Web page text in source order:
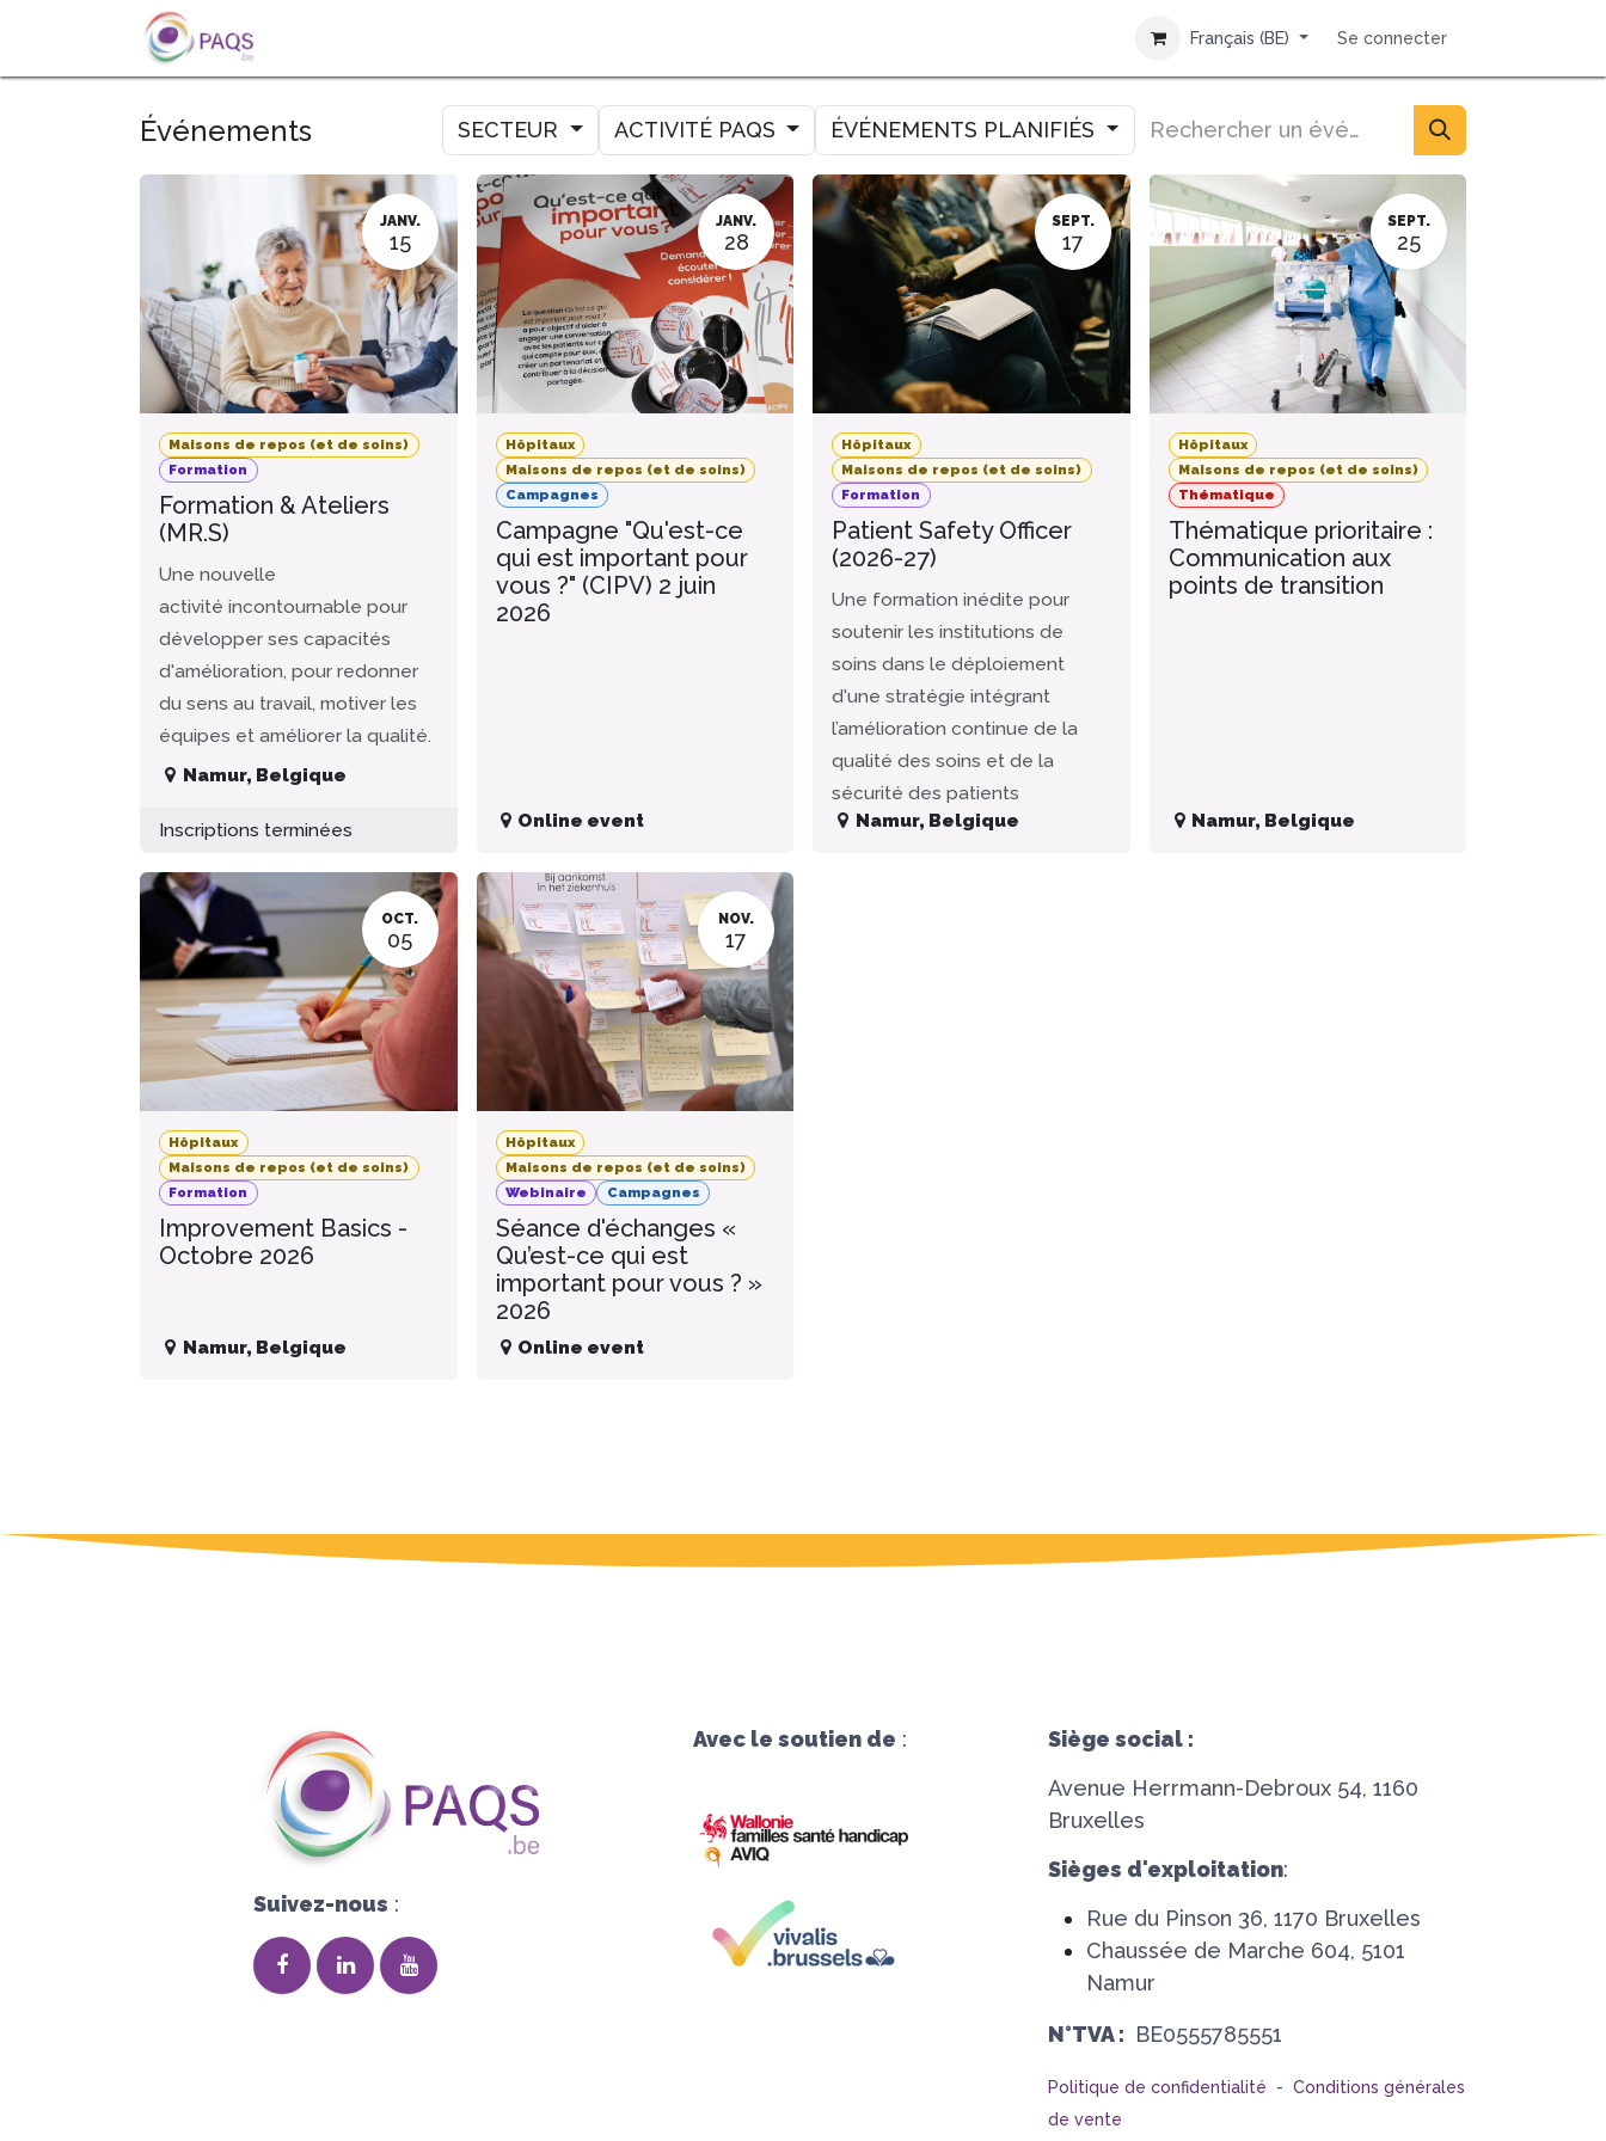
SE RENDRE AU CONTENU
Français (BE) Se connecter
Événements SECTEUR ACTIVITÉ PAQS ÉVÉNEMENTS PLANIFIÉS
JANV.
15
Maisons de repos (et de soins)
Formation
Formation & Ateliers
(MR.S)
Une nouvelle
activité incontournable pour
développer ses capacités
d'amélioration, pour redonner
du sens au travail, motiver les
équipes et améliorer la qualité.
Namur, Belgique
Inscriptions terminées
JANV.
28
Hôpitaux
Maisons de repos (et de soins)
Campagnes
Campagne "Qu'est-ce
qui est important pour
vous ?" (CIPV) 2 juin
2026
Online event
SEPT.
17
Hôpitaux
Maisons de repos (et de soins)
Formation
Patient Safety Officer
(2026-27)
Une formation inédite pour
soutenir les institutions de
soins dans le déploiement
d'une stratégie intégrant
l’amélioration continue de la
qualité des soins et de la
sécurité des patients
Namur, Belgique
SEPT.
25
Hôpitaux
Maisons de repos (et de soins)
Thématique
Thématique prioritaire :
Communication aux
points de transition
Namur, Belgique
OCT.
05
Hôpitaux
Maisons de repos (et de soins)
Formation
Improvement Basics -
Octobre 2026
Namur, Belgique
NOV.
17
Hôpitaux
Maisons de repos (et de soins)
Webinaire
Campagnes
Séance d'échanges «
Qu’est-ce qui est
important pour vous ? »
2026
Online event
Suivez-nous :
Avec le soutien de :
Siège social :
Avenue Herrmann-Debroux 54, 1160
Bruxelles
Sièges d'exploitation:
Rue du Pinson 36, 1170 Bruxelles
Chaussée de Marche 604, 5101
Namur
N°TVA : BE0555785551
Politique de confidentialité - Conditions générales
de vente